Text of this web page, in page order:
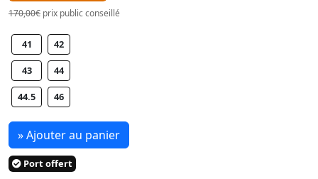
170,00€ prix public conseillé
41 42
43 44
44.5 46
» Ajouter au panier
Port offert